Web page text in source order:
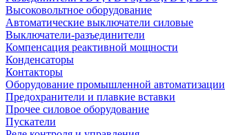
Высоковольтное оборудование
Автоматические выключатели cиловые
Выключатели-разъединители
Компенсация реактивной мощности
Конденсаторы
Контакторы
Оборудование промышленной автоматизации
Предохранители и плавкие вставки
Прочее силовое оборудование
Пускатели